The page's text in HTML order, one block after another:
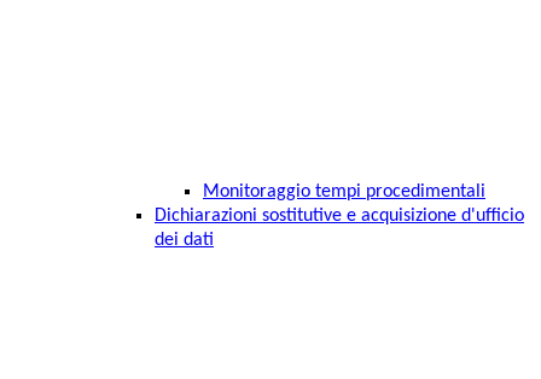
Monitoraggio tempi procedimentali
Dichiarazioni sostitutive e acquisizione d'ufficio
dei dati